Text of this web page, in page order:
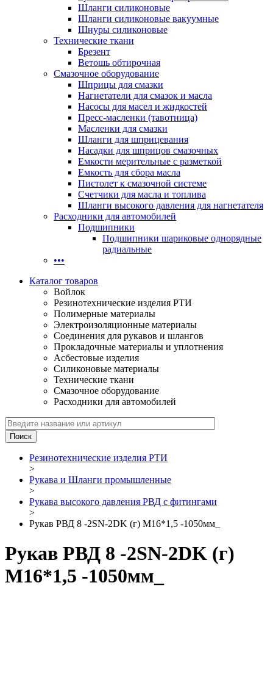
Шланги силиконовые
Шланги силиконовые вакуумные
Шнуры силиконовые
Технические ткани
Брезент
Ветошь обтирочная
Смазочное оборудование
Шприцы для смазки
Нагнетатели для смазок и масла
Насосы для масел и жидкостей
Пресс-масленки (тавотница)
Масленки для смазки
Шланги для шприцевания
Насадки для шприцов смазочных
Емкости мерительные с разметкой
Емкость для сбора масла
Пистолет к смазочной системе
Счетчики для масла и топлива
Шланги высокого давления для нагнетателя
Расходники для автомобилей
Подшипники
Подшипники шариковые однорядные
радиальные
•••
Каталог товаров
Войлок
Резинотехнические изделия РТИ
Полимерные материалы
Электроизоляционные материалы
Соединения для рукавов и шлангов
Прокладочные материалы и уплотнения
Асбестовые изделия
Силиконовые материалы
Технические ткани
Смазочное оборудование
Расходники для автомобилей
Резинотехнические изделия РТИ
>
Рукава и Шланги промышленные
>
Рукава высокого давления РВД с фитингами
>
Рукав РВД 8 -2SN-2DK (г) М16*1,5 -1050мм_
Рукав РВД 8 -2SN-2DK (г)
М16*1,5 -1050мм_